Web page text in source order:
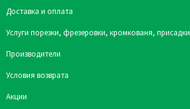
Доставка и оплата
Услуги порезки, фрезеровки, кромкованя, присадки
Производители
Условия возврата
Акции